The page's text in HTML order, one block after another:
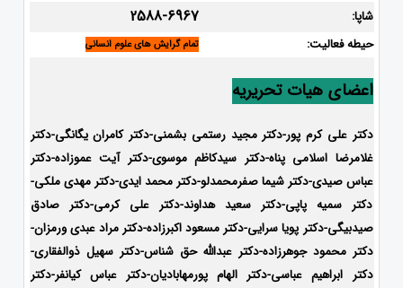
شاپا: 2588-6967
حیطه فعالیت: تمام گرایش های علوم انسانی
اعضای هیات تحریریه
دکتر علی کرم پور-دکتر مجید رستمی بشمنی-دکتر کامران یگانگی-دکتر
غلامرضا اسلامی پناه-دکتر سیدکاظم موسوی-دکتر آیت عموزاده-دکتر
عباس صیدی-دکتر شیما صفرمحمدلو-دکتر محمد ایدی-دکتر مهدی ملکی-
دکتر سمیه پاپی-دکتر سعید هداوند-دکتر علی کرمی-دکتر صادق
صیدبیگی-دکتر پویا سرایی-دکتر مسعود اکبرزاده-دکتر مراد عبدی ورمزان-
دکتر محمود جوهرزاده-دکتر عبدالله حق شناس-دکتر سهیل ذوالفقاری-
دکتر ابراهیم عباسی-دکتر الهام پورمهابادیان-دکتر عباس کیانفر-دکتر